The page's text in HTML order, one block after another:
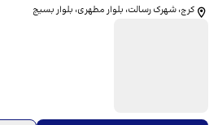
کرج، شهرک رسالت، بلوار مطهری، بلوار بسیج